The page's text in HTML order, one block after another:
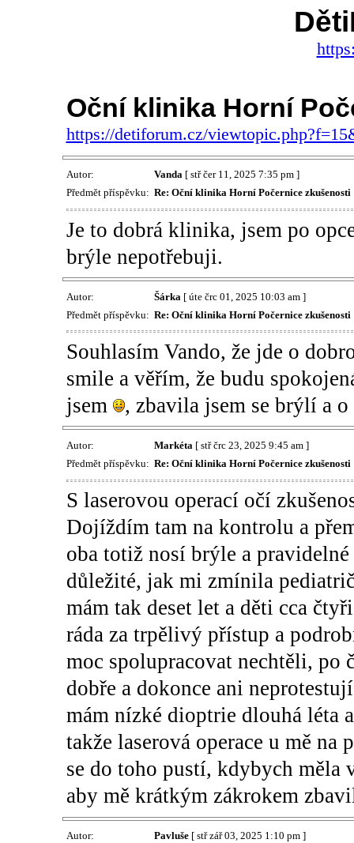
Oční klinika Horní
https://detiforum.cz/
Autor: Vanda[ stř čer 11, 2025 7:35 pm ]
Předmět příspěvku: Re: Oční klinika Horní Počernice zkušenosti
Je to dobrá klinika, jsem po
brýle nepotřebuji.
Autor: Šárka [ úte črc 01, 2025 10:03 am ]
Předmět příspěvku: Re: Oční klinika Horní Počernice zkušenosti
Souhlasím Vando, že jde o
smile a věřím, že budu
jsem
, zbavila jsem se brýlí a
Autor: Markéta [ stř črc 23, 2025 9:45 am ]
Předmět příspěvku: Re: Oční klinika Horní Počernice zkušenosti
S laserovou operací očí
Dojíždím tam na kontrolu a
oba totiž nosí brýle a
důležité, jak mi zmínila
mám tak deset let a děti cca
ráda za trpělivý přístup a
moc spolupracovat nechtěli,
dobře a dokonce ani
mám nízké dioptrie dlouhá léta
takže laserová operace u mě na
se do toho pustí, kdybych
aby mě krátkým zákrokem
Autor: Pavluše[ stř zář 03, 2025 1:10 pm ]